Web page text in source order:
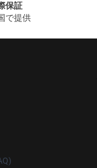
保証
で提供